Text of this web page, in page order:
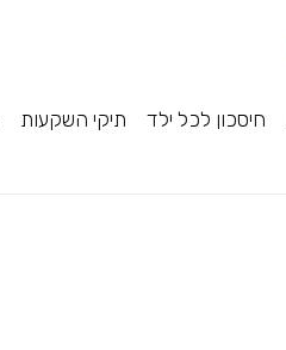
חיסכון לכל ילד תיקי השקעות